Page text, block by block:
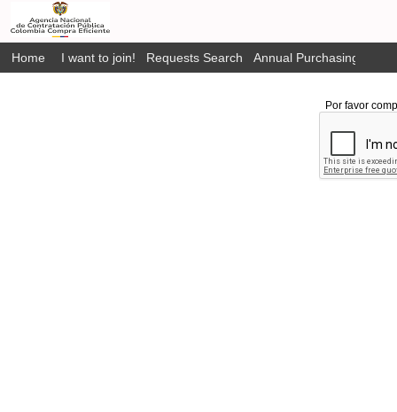
Home I want to join! Requests Search Annual Purchasing Plan
Por favor